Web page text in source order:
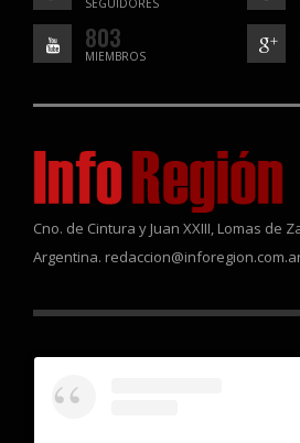
803
MIEMBROS
Cno. de Cintura y Juan XXIII, Lomas de
Argentina.